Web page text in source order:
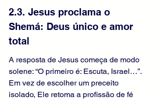
2.3. Jesus proclama o
Shemá: Deus único e amor
total
A resposta de Jesus começa de modo
solene: “O primeiro é: Escuta, Israel…”.
Em vez de escolher um preceito
isolado, Ele retoma a profissão de fé